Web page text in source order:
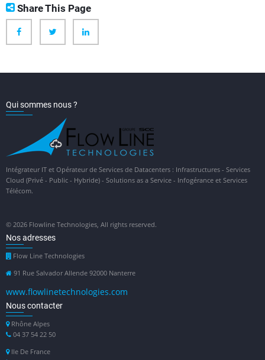
Share This Page
Qui sommes nous ?
Intégrateur IT et Opérateur de Services de Datacenters : Infrastructures - Services
Cloud (Privé - Public - Hybride) - Solutions as a Service - Infogérance et Services
Télécom.
© 2026 Flowline Technologies, All rights reserved.
Nos adresses
Flow Line Technologies
91 Rue Salvador Allende 92000 Nanterre
www.flowlinetechnologies.com
Nous contacter
Rhône Alpes
04 37 54 22 50
Ile De France